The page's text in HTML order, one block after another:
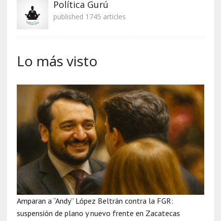
Política Gurú
published 1745 articles
Lo más visto
Amparan a “Andy” López Beltrán contra la FGR:
suspensión de plano y nuevo frente en Zacatecas